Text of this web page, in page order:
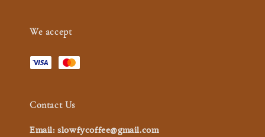
We accept
Contact Us
Email: slowfycoffee@gmail.com